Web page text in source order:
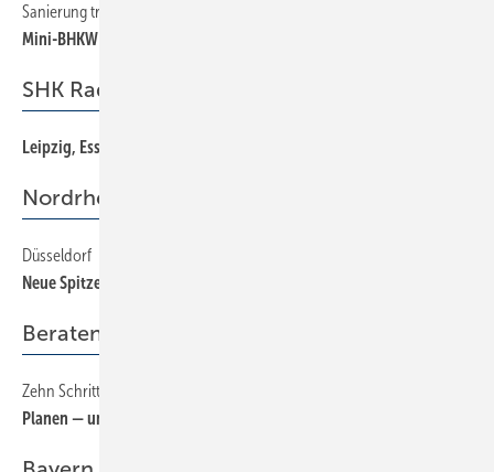
Sanierung trotz klammer Kassen
Mini-BHKW versorgt Kinderhaus
SHK Radar
Leipzig, Essen, Nürnberg ...
Nordrhein-Westfalen
Düsseldorf
Neue Spitzenämter für LIM Hering
Beraten + Verkaufen
Zehn Schritte zur erfolgreichen Veranstaltung
Planen — umsetzen — profitieren